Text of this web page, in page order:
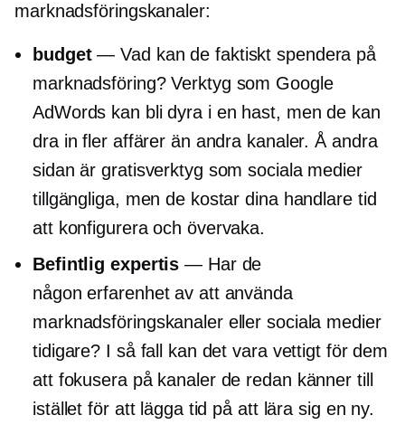
marknadsföringskanaler:
budget— Vad kan de faktiskt spendera på
marknadsföring? Verktyg som Google
AdWords kan bli dyra i en hast, men de kan
dra in fler affärer än andra kanaler. Å andra
sidan är gratisverktyg som sociala medier
tillgängliga, men de kostar dina handlare tid
att konfigurera och övervaka.
Befintlig expertis — Har de
någon erfarenhet av att använda
marknadsföringskanaler eller sociala medier
tidigare? I så fall kan det vara vettigt för dem
att fokusera på kanaler de redan känner till
istället för att lägga tid på att lära sig en ny.